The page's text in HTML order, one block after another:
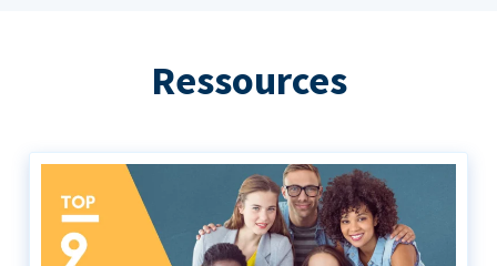
Ressources